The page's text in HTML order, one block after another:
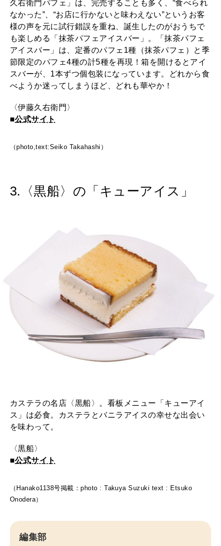
久右衛門パフェ」は、完売することも多く、“食べられ
なかった”、“お店に行かないと味わえない”というお客
様の声を元に試行錯誤を重ね、誕生したのがおうちで
も楽しめる「抹茶パフェアイスバー」。「抹茶パフェ
アイスバー」は、定番のパフェ1種（抹茶パフェ）と季
節限定のパフェ4種の計5種を再現！箱を開けるとアイ
スバーが、1本ずつ個包装になっています。どれから食
べようか迷ってしまうほど、どれも華やか！
〈伊藤久右衛門〉
■公式サイト
（photo,text:Seiko Takahashi）
3.〈黒船〉の「キューアイス」
カステラの名店〈黒船〉。看板メニュー「キューアイ
ス」は必食。カステラとバニラアイスの幸せな出会い
を味わって。
〈黒船〉
■公式サイト
（Hanako1138号掲載：photo : Takuya Suzuki text : Etsuko
Onodera）
編集部